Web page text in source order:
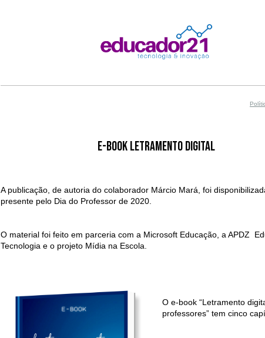
E-BOOK LETRAMENTO DIGITAL
A publicação, de autoria do colaborador Márcio Mará, foi
presente pelo Dia do Professor de 2020.
O material foi feito em parceria com a Microsoft Educação, a APDZ
Tecnologia e o projeto Mídia na Escola.
O e-book “Letramento
professores” tem cinco